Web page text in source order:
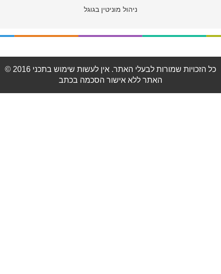
ניהול מוניטין בגוגל
© 2016 כל הזכויות שמורות לבעלי האתר. אין לעשות שימוש בתכני
האתר ללא אישור הסכמה בכתב